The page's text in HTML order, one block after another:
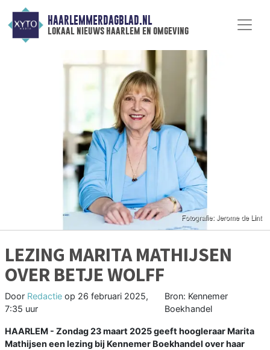
HAARLEMMERDAGBLAD.NL
lokaal nieuws haarlem en omgeving
LEZING MARITA MATHIJSEN
OVER BETJE WOLFF
Door Redactie op 26 februari 2025,
7:35 uur
Bron: Kennemer
Boekhandel
HAARLEM - Zondag 23 maart 2025 geeft hoogleraar Marita
Mathijsen een lezing bij Kennemer Boekhandel over haar